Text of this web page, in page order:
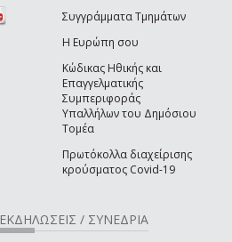
Συγγράμματα Τμημάτων
Η Ευρώπη σου
Κώδικας Ηθικής και
Επαγγελματικής
Συμπεριφοράς
Υπαλλήλων του Δημόσιου
Τομέα
Πρωτόκολλα διαχείρισης
κρούσματος Covid-19
ΕΚΔΗΛΩΣΕΙΣ / ΣΥΝΕΔΡΙΑ